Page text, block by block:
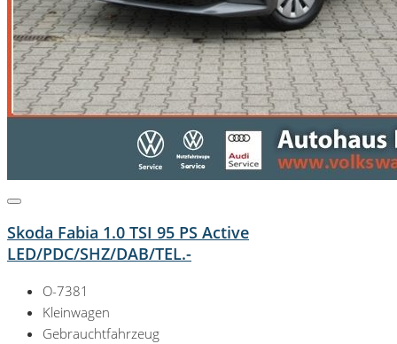
Skoda Fabia 1.0 TSI 95 PS Active
LED/PDC/SHZ/DAB/TEL.-
O-7381
Kleinwagen
Gebrauchtfahrzeug